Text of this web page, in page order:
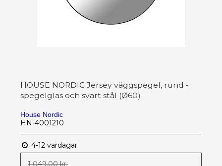
HOUSE NORDIC Jersey väggspegel, rund -
spegelglas och svart stål (Ø60)
House Nordic
HN-4001210
4-12 vardagar